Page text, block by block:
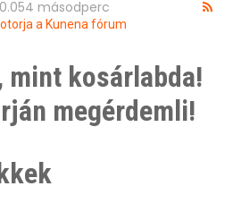
másodperc
a Kunena fórum
mint kosárlabda!
megérdemli!